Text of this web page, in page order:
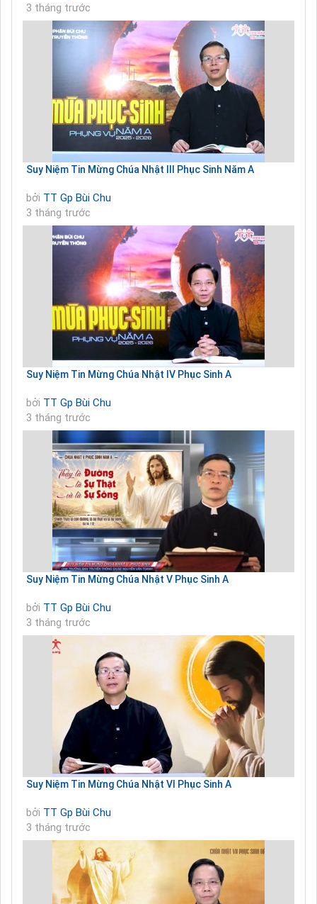
3 tháng trước
Suy Niệm Tin Mừng Chúa Nhật III Phục Sinh Năm A
bởi TT Gp Bùi Chu
3 tháng trước
Suy Niệm Tin Mừng Chúa Nhật IV Phục Sinh A
bởi TT Gp Bùi Chu
3 tháng trước
Suy Niệm Tin Mừng Chúa Nhật V Phục Sinh A
bởi TT Gp Bùi Chu
3 tháng trước
Suy Niệm Tin Mừng Chúa Nhật VI Phục Sinh A
bởi TT Gp Bùi Chu
3 tháng trước